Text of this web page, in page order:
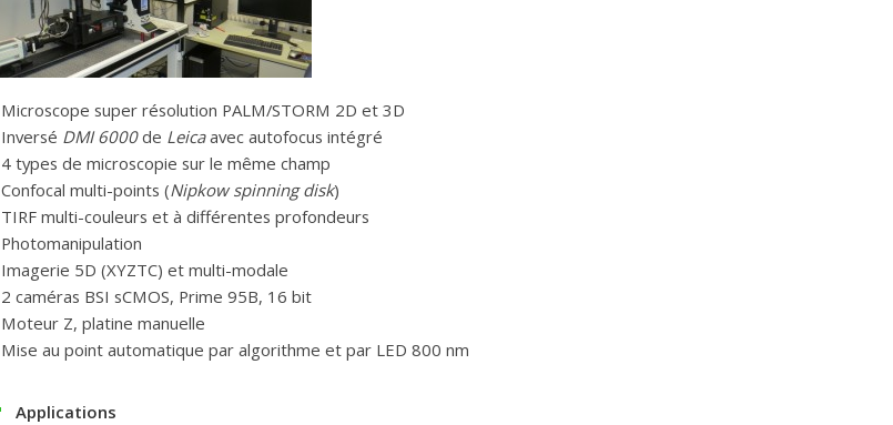
Microscope super résolution PALM/STORM 2D et 3D
Inversé DMI 6000de Leicaavec autofocus intégré
4 types de microscopie sur le même champ
Confocal multi-points (Nipkow spinning disk)
TIRF multi-couleurs et à différentes profondeurs
Photomanipulation
Imagerie 5D (XYZTC) et multi-modale
2 caméras BSI sCMOS, Prime 95B, 16 bit
Moteur Z, platine manuelle
Mise au point automatique par algorithme et par LED 800 nm
Applications